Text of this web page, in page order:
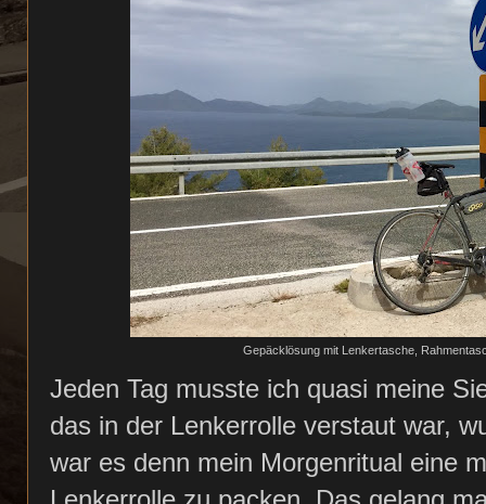
Gepäcklösung mit Lenkertasche,
Jeden Tag musste ich quasi meine
das in der Lenkerrolle verstaut war,
war es denn mein Morgenritual eine